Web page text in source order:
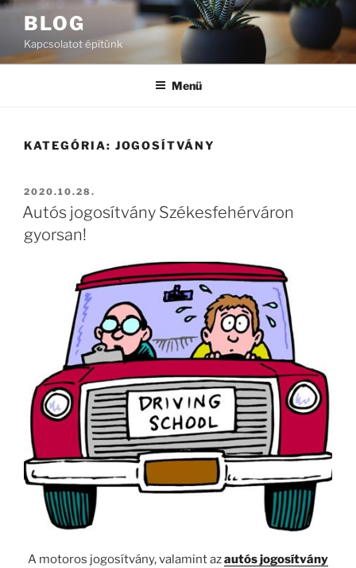
Tartalomhoz
BLOG
Kapcsolatot építünk
Menü
KATEGÓRIA: JOGOSÍTVÁNY
BEKÜLDVE:
2020.10.28.
Autós jogosítvány Székesfehérváron
gyorsan!
A motoros jogosítvány, valamint azautós jogosítvány